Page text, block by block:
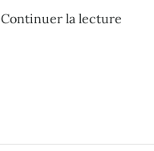
Continuer la lecture